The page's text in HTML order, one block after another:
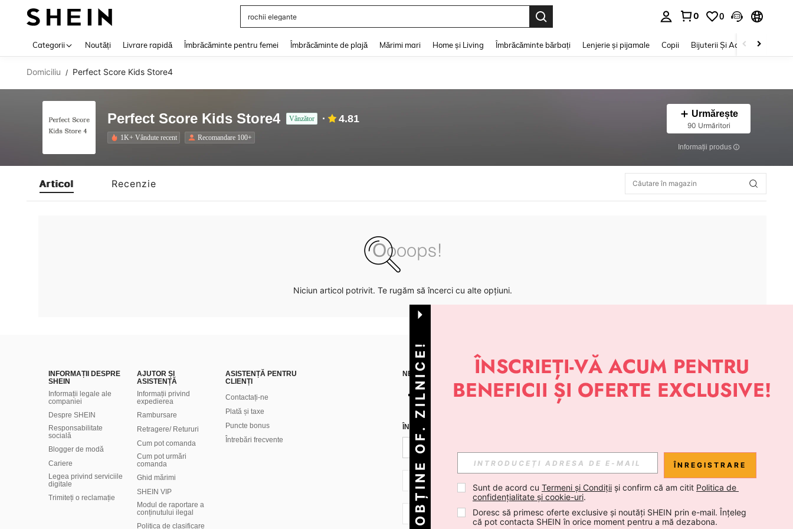
rochii elegante
0 0
Categorii Noutăți Livrare rapidă Îmbrăcăminte pentru femei Îmbrăcăminte de plajă Mărimi mari Home și Living Îmbrăcăminte bărbați Lenjerie și pijamale Copii Bijuterii Și Accesorii
Domiciliu / Perfect Score Kids Store4
Perfect Score Kids Store4 Vânzător 4.81
1K+ Vândute recent Recomandare 100+
Urmărește
90 Urmăritori
Informații produs
Articol Recenzie
Niciun articol potrivit. Te rugăm să încerci cu alte opțiuni.
INFORMAȚII DESPRE
SHEIN
Informații legale ale
companiei
Despre SHEIN
Responsabilitate
socială
Blogger de modă
Cariere
Legea privind serviciile
digitale
Trimiteți o reclamație
AJUTOR ȘI
ASISTENȚĂ
Informații privind
expedierea
Rambursare
Retragere/ Retururi
Cum pot comanda
Cum pot urmări
comanda
Ghid mărimi
SHEIN VIP
Modul de raportare a
conținutului ilegal
Politica de clasificare
ASISTENȚĂ PENTRU
CLIENȚI
Contactați-ne
Plată și taxe
Puncte bonus
Întrebări frecvente
NE GĂSEȘTI PE APLICAȚIE
ÎNREGISTREAZĂ-TE PENTRU A PRIMI NOUTĂȚI DESPRE STIL DE LA SHEIN
RO + 40 Abonare
RO + 40 Abonare
OBȚINE OF. ZILNICE! ÎNREGISTRARE
Sunt de acord cu Termeni și Condiții și confirm că am citit Politica de
confidențialitate și cookie-uri.
Doresc să primesc oferte exclusive și noutăți SHEIN prin e-mail. Înțeleg
că pot contacta SHEIN în orice moment pentru a mă dezabona.